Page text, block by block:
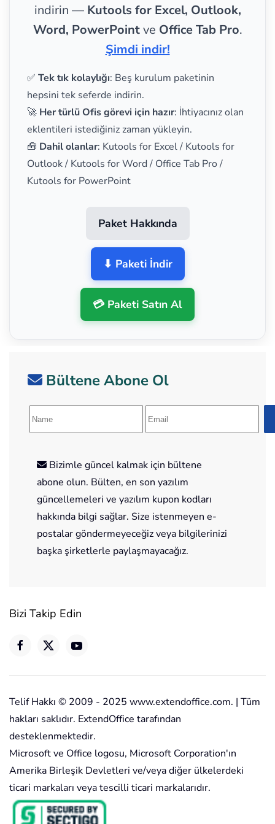
indirin — Kutools for Excel, Outlook,
Word, PowerPointve Office Tab Pro.
Şimdi indir!
✅ Tek tık kolaylığı: Beş kurulum paketinin
hepsini tek seferde indirin.
🚀 Her türlü Ofis görevi için hazır: İhtiyacınız olan
eklentileri istediğiniz zaman yükleyin.
🧰 Dahil olanlar: Kutools for Excel / Kutools for
Outlook / Kutools for Word / Office Tab Pro /
Kutools for PowerPoint
Paket Hakkında
⬇ Paketi İndir
💳 Paketi Satın Al
Bültene Abone Ol
Bizimle güncel kalmak için bültene
abone olun. Bülten, en son yazılım
güncellemeleri ve yazılım kupon kodları
hakkında bilgi sağlar. Size istenmeyen e-
postalar göndermeyeceğiz veya bilgilerinizi
başka şirketlerle paylaşmayacağız.
Bizi Takip Edin
Telif Hakkı © 2009 - 2025 www.extendoffice.com. | Tüm
hakları saklıdır. ExtendOffice tarafından
desteklenmektedir.
Microsoft ve Office logosu, Microsoft Corporation'ın
Amerika Birleşik Devletleri ve/veya diğer ülkelerdeki
ticari markaları veya tescilli ticari markalarıdır.